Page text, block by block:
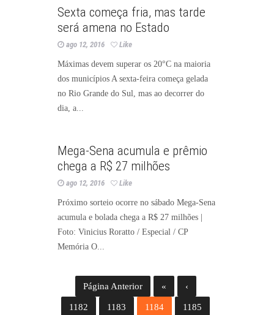
Sexta começa fria, mas tarde
será amena no Estado
ago 12, 2016 Like
Máximas devem superar os 20°C na maioria
dos municípios A sexta-feira começa gelada
no Rio Grande do Sul, mas ao decorrer do
dia, a...
Notícias
Mega-Sena acumula e prêmio
chega a R$ 27 milhões
ago 12, 2016 Like
Próximo sorteio ocorre no sábado Mega-Sena
acumula e bolada chega a R$ 27 milhões |
Foto: Vinicius Roratto / Especial / CP
Memória O...
Página Anterior « ‹
1182 1183 1184 1185